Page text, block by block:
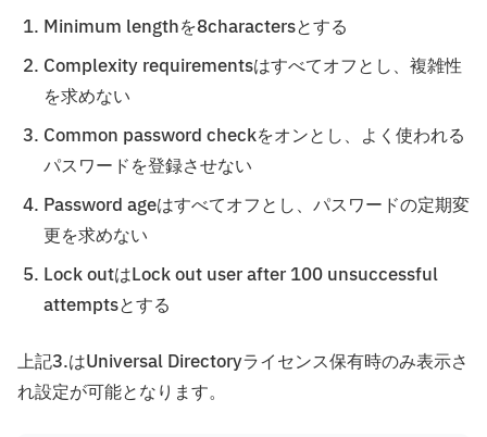
Minimum lengthを8charactersとする
Complexity requirementsはすべてオフとし、複雑性
を求めない
Common password checkをオンとし、よく使われる
パスワードを登録させない
Password ageはすべてオフとし、パスワードの定期変
更を求めない
Lock outはLock out user after 100 unsuccessful
attemptsとする
上記3.はUniversal Directoryライセンス保有時のみ表示さ
れ設定が可能となります。